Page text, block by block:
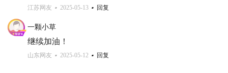
江苏网友 2025-05-13 回复
一颗小草
继续加油！
山东网友 2025-05-12 回复